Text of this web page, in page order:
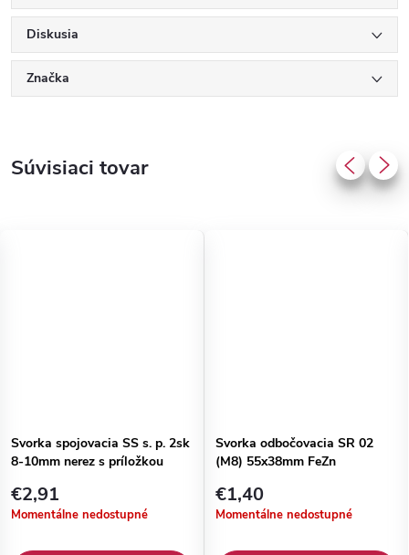
Diskusia
Značka
Súvisiaci tovar
Svorka spojovacia SS s. p. 2sk
8-10mm nerez s príložkou
€2,91
Momentálne nedostupné
Svorka odbočovacia SR 02
(M8) 55x38mm FeZn
€1,40
Momentálne nedostupné